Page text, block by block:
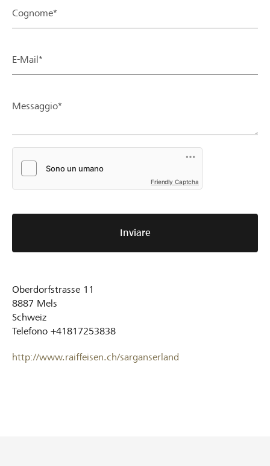
Cognome*
E-Mail*
Messaggio*
Friendly Captcha
Inviare
Oberdorfstrasse 11
8887 Mels
Schweiz
Telefono +41817253838
http://www.raiffeisen.ch/sarganserland